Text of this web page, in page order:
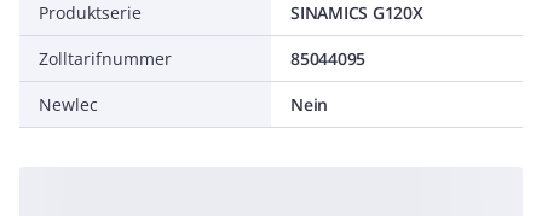
Produktserie
SINAMICS G120X
Zolltarifnummer
85044095
Newlec
Nein